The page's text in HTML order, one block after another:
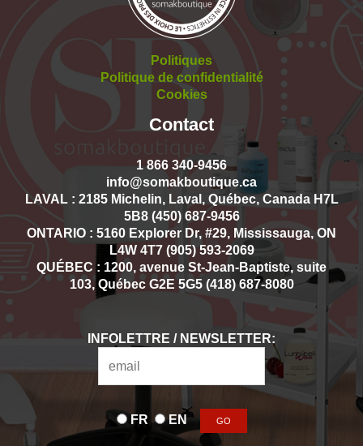
Politiques
Politique de confidentialité
Cookies
Contact
1 866 340-9456
info@somakboutique.ca
LAVAL : 2185 Michelin, Laval, Québec, Canada H7L
5B8 (450) 687-9456
ONTARIO : 5160 Explorer Dr, #29, Mississauga, ON
L4W 4T7 (905) 593-2069
QUÉBEC : 1200, avenue St-Jean-Baptiste, suite
103, Québec G2E 5G5 (418) 687-8080
INFOLETTRE / NEWSLETTER:
FR EN